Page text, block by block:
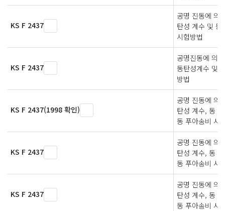
KS F 2437
공명 진동에 의
탄성 계수 및 동
시험방법
KS F 2437
공명진동에 의
동탄성계수 및
방법
KS F 2437(1998 확인)
공명 진동에 의
탄성 계수, 동
동 푸아송비 시
KS F 2437
공명 진동에 의
탄성 계수, 동
동 푸아송비 시
KS F 2437
공명 진동에 의
탄성 계수, 동
동 푸아송비 시